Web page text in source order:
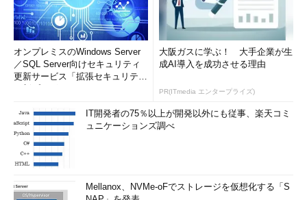
オンプレミスのWindows Server
／SQL Server向けセキュリティ
更新サービス「拡張セキュリティ
大阪ガスに学ぶ！ 大手企業が生
成AI導入を成功させる理由
PR(ITmedia エンタープライズ)
IT開発者の75％以上が開発以外にも従事、楽天コミ
ュニケーションズ調べ
Mellanox、NVMe-oFでストレージを仮想化する「S